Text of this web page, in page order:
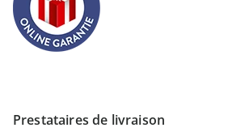
Prestataires de livraison